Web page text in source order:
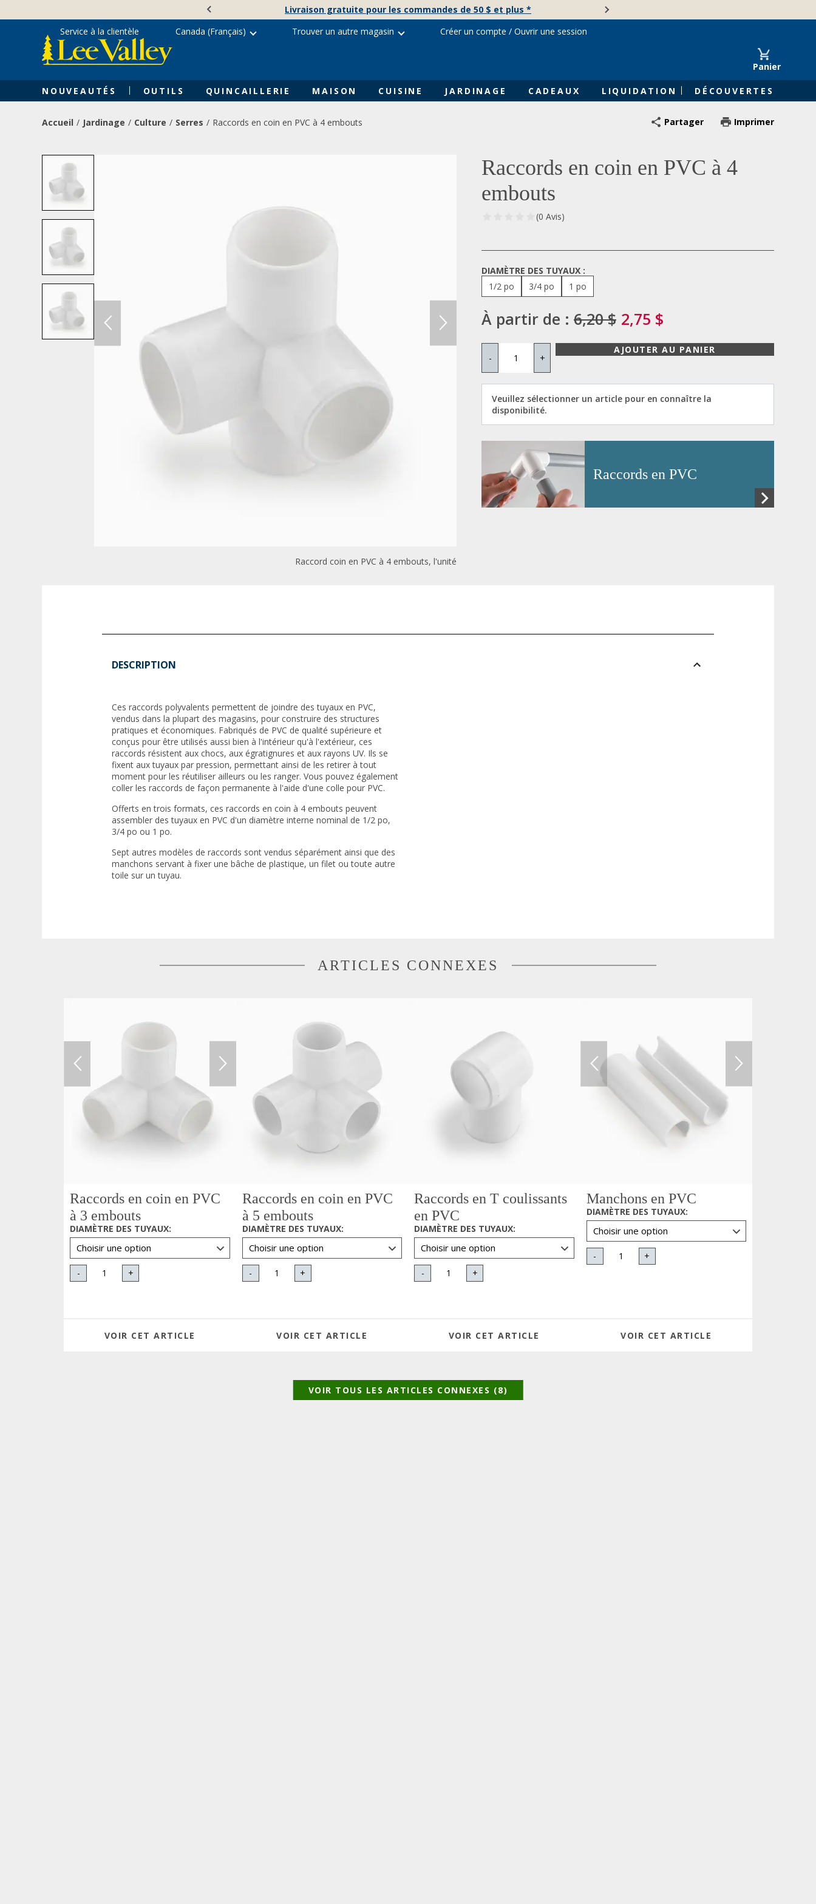
content
Livraison gratuite pour les commandes de 50 $ et plus *
Panier
NOUVEAUTÉS OUTILS QUINCAILLERIE MAISON CUISINE JARDINAGE CADEAUX LIQUIDATION DÉCOUVERTES
Service à la clientèle Canada (Français) Trouver un autre magasin Créer un compte / Ouvrir une session
Accueil Jardinage Culture Serres Raccords en coin en PVC à 4 embouts Partager Imprimer
Raccord coin en PVC à 4 embouts, l'unité
Raccords en coin en PVC à 4
embouts
(0 Avis)
DIAMÈTRE DES TUYAUX :
1/2 po
3/4 po 1 po
À partir de : 6,20 $ 2,75 $
- +
AJOUTER AU PANIER
Veuillez sélectionner un article pour en connaître la
disponibilité.
Raccords en PVC
DESCRIPTION
Ces raccords polyvalents permettent de joindre des tuyaux en PVC,
vendus dans la plupart des magasins, pour construire des structures
pratiques et économiques. Fabriqués de PVC de qualité supérieure et
conçus pour être utilisés aussi bien à l'intérieur qu'à l'extérieur, ces
raccords résistent aux chocs, aux égratignures et aux rayons UV. Ils se
fixent aux tuyaux par pression, permettant ainsi de les retirer à tout
moment pour les réutiliser ailleurs ou les ranger. Vous pouvez également
coller les raccords de façon permanente à l'aide d'une colle pour PVC.
Offerts en trois formats, ces raccords en coin à 4 embouts peuvent
assembler des tuyaux en PVC d'un diamètre interne nominal de 1/2 po,
3/4 po ou 1 po.
Sept autres modèles de raccords sont vendus séparément ainsi que des
manchons servant à fixer une bâche de plastique, un filet ou toute autre
toile sur un tuyau.
ARTICLES CONNEXES
Raccords en coin en PVC
à 3 embouts
DIAMÈTRE DES TUYAUX:
- +
VOIR CET ARTICLE
Raccords en coin en PVC
à 5 embouts
DIAMÈTRE DES TUYAUX:
- +
VOIR CET ARTICLE
Raccords en T coulissants
en PVC
DIAMÈTRE DES TUYAUX:
- +
VOIR CET ARTICLE
Manchons en PVC
DIAMÈTRE DES TUYAUX:
- +
VOIR CET ARTICLE
VOIR TOUS LES ARTICLES CONNEXES (8)